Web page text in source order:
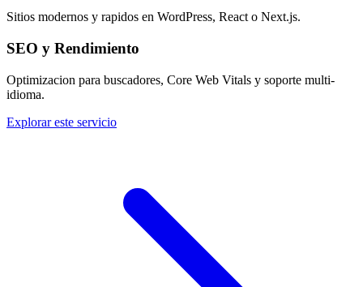
Sitios modernos y rapidos en WordPress, React o Next.js.
SEO y Rendimiento
Optimizacion para buscadores, Core Web Vitals y soporte multi-
idioma.
Explorar este servicio